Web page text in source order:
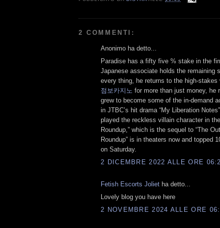
2 COMMENTI:
Anonimo ha detto...
Paradise has a fifty five % stake in the
Japanese associate holds the remaining
every thing, he returns to the high-stakes
점보카지노 for more than just money, he
grew to become some of the in-demand
in JTBC’s hit drama “My Liberation
played the reckless villain character in
Roundup,” which is the sequel to “The
Roundup” is in theaters now and topped
on Saturday.
2 DICEMBRE 2022 ALLE ORE
Fetish Escorts Joliet ha detto...
Lovely blog you have here
2 NOVEMBRE 2024 ALLE ORE